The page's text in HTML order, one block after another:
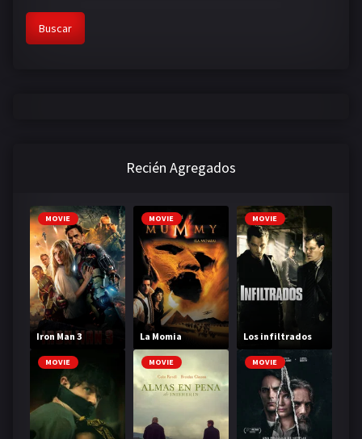
Buscar
Recién Agregados
MOVIE
Iron Man 3
MOVIE
La Momia
MOVIE
Los infiltrados
MOVIE MOVIE MOVIE